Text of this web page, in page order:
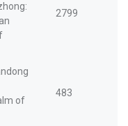
2799
of
483